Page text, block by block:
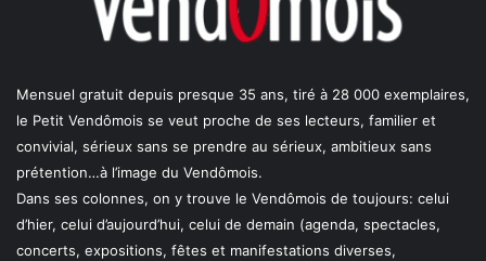
Mensuel gratuit depuis presque 35 ans, tiré à 28 000 exemplaires,
le Petit Vendômois se veut proche de ses lecteurs, familier et
convivial, sérieux sans se prendre au sérieux, ambitieux sans
prétention…à l’image du Vendômois.
Dans ses colonnes, on y trouve le Vendômois de toujours: celui
d’hier, celui d’aujourd’hui, celui de demain (agenda, spectacles,
concerts, expositions, fêtes et manifestations diverses,